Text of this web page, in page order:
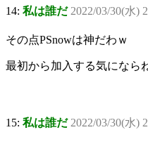
14: 私は誰だ 2022/03/30(水)
その点PSnowは神だわｗ
最初から加入する気になら
15: 私は誰だ 2022/03/30(水)